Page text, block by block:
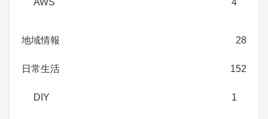
AWS 4
地域情報 28
日常生活 152
DIY 1